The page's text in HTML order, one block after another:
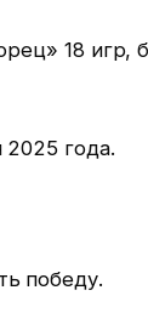
18 игр,
2025 года.
победу.